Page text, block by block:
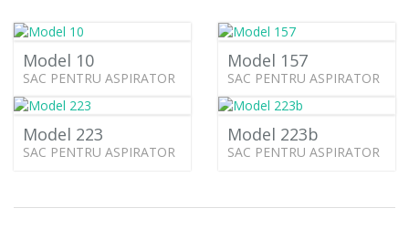
Model 10
SAC PENTRU ASPIRATOR
Model 157
SAC PENTRU ASPIRATOR
Model 223
SAC PENTRU ASPIRATOR
Model 223b
SAC PENTRU ASPIRATOR